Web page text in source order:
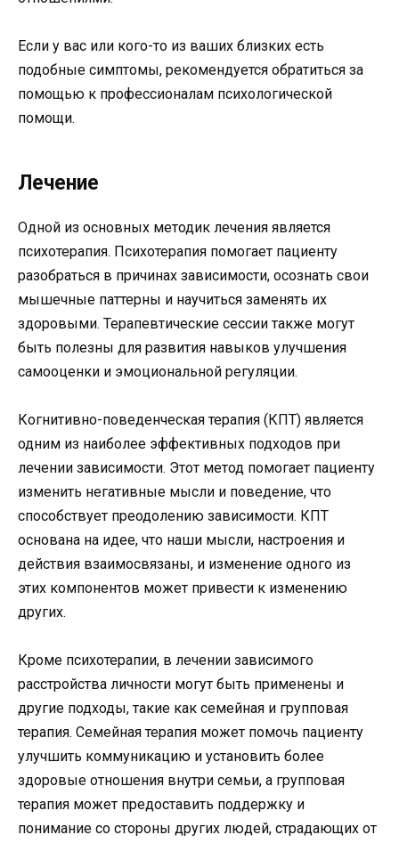
Если у вас или кого-то из ваших близких есть
подобные симптомы, рекомендуется обратиться за
помощью к профессионалам психологической
помощи.
Лечение
Одной из основных методик лечения является
психотерапия. Психотерапия помогает пациенту
разобраться в причинах зависимости, осознать свои
мышечные паттерны и научиться заменять их
здоровыми. Терапевтические сессии также могут
быть полезны для развития навыков улучшения
самооценки и эмоциональной регуляции.
Когнитивно-поведенческая терапия (КПТ) является
одним из наиболее эффективных подходов при
лечении зависимости. Этот метод помогает пациенту
изменить негативные мысли и поведение, что
способствует преодолению зависимости. КПТ
основана на идее, что наши мысли, настроения и
действия взаимосвязаны, и изменение одного из
этих компонентов может привести к изменению
других.
Кроме психотерапии, в лечении зависимого
расстройства личности могут быть применены и
другие подходы, такие как семейная и групповая
терапия. Семейная терапия может помочь пациенту
улучшить коммуникацию и установить более
здоровые отношения внутри семьи, а групповая
терапия может предоставить поддержку и
понимание со стороны других людей, страдающих от